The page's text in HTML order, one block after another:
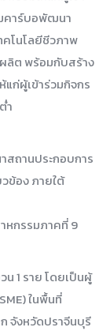
คาร์บอพัฒนา
โนโลยีชีวภาพ
ลิต พร้อมกับสร้าง
แก่ผู้เข้าร่วมกิจกร
ำ
ถานประกอบการ
ข้อง ภายใต้
หกรรมภาคที่ 9
1 ราย โดยเป็นผู้
ในพื้นที่
จังหวัดปราจีนบุรี